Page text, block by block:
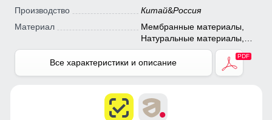
Производство
Китай&Россия
Материал
Мембранные материалы,
Натуральные материалы,
Полиэстер, Плащевка,
Тефлон, Болонь,
Экологичные материалы
Все характеристики и описание